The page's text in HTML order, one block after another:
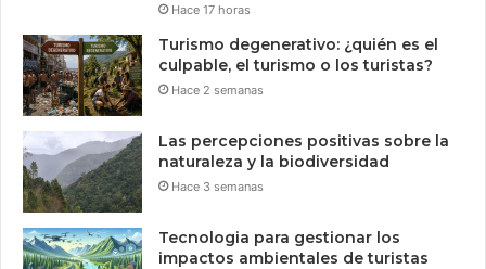
Hace 17 horas
Turismo degenerativo: ¿quién es el
culpable, el turismo o los turistas?
Hace 2 semanas
Las percepciones positivas sobre la
naturaleza y la biodiversidad
Hace 3 semanas
Tecnologia para gestionar los
impactos ambientales de turistas